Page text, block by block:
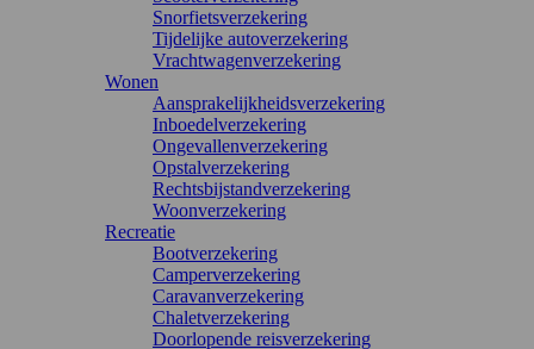
Snorfietsverzekering
Tijdelijke autoverzekering
Vrachtwagenverzekering
Wonen
Aansprakelijkheidsverzekering
Inboedelverzekering
Ongevallenverzekering
Opstalverzekering
Rechtsbijstandverzekering
Woonverzekering
Recreatie
Bootverzekering
Camperverzekering
Caravanverzekering
Chaletverzekering
Doorlopende reisverzekering